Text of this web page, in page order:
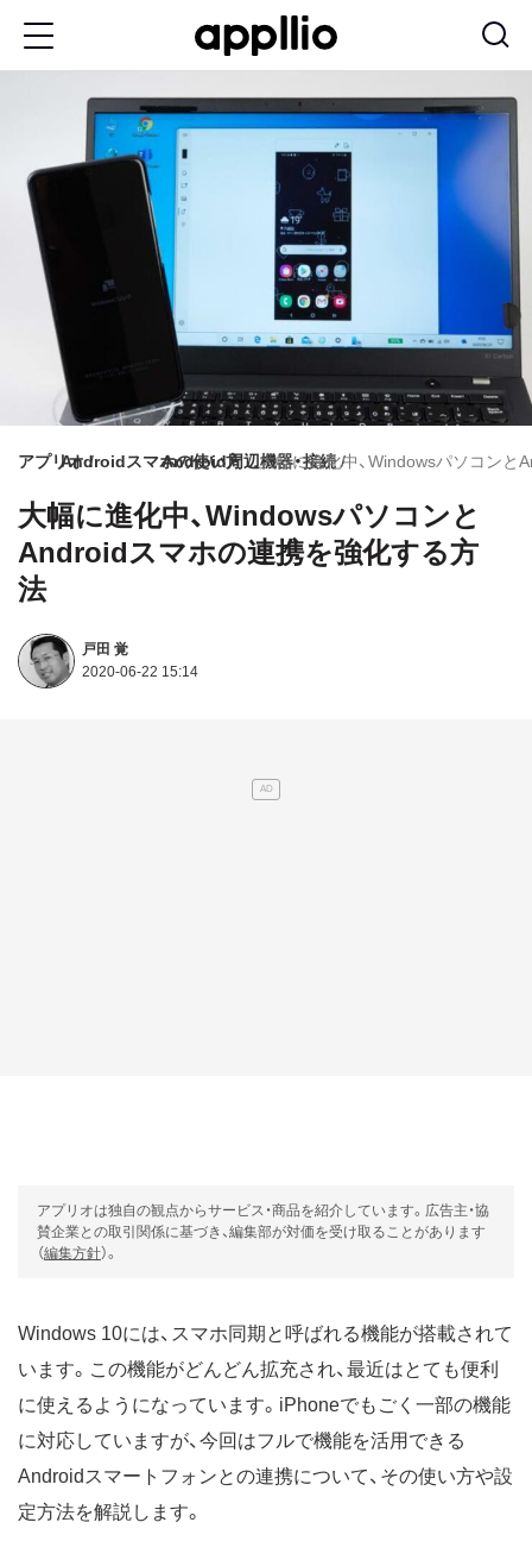
アプリオAndroidスマホの使い方Android周辺機器・接続大幅に進化中、Windowsパソコン
大幅に進化中、Windowsパソコンと
Androidスマホの連携を強化する方
法
戸田 覚
2020-06-22 15:14
アプリオは独自の観点からサービス・商品を紹介しています。広告主・協
賛企業との取引関係に基づき、編集部が対価を受け取ることがあります
（編集方針）。
Windows 10には、スマホ同期と呼ばれる機能が搭載されて
います。この機能がどんどん拡充され、最近はとても便利
に使えるようになっています。iPhoneでもごく一部の機能
に対応していますが、今回はフルで機能を活用できる
Androidスマートフォンとの連携について、その使い方や設
定方法を解説します。